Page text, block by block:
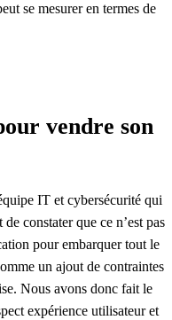
se mesurer en termes de
vendre son
IT et cybersécurité qui
constater que ce n’est pas
pour embarquer tout le
un ajout de contraintes
Nous avons donc fait le
expérience utilisateur et